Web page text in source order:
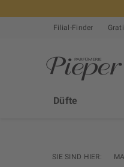
Filial-Finder
Düfte
SIE SIND HIER: